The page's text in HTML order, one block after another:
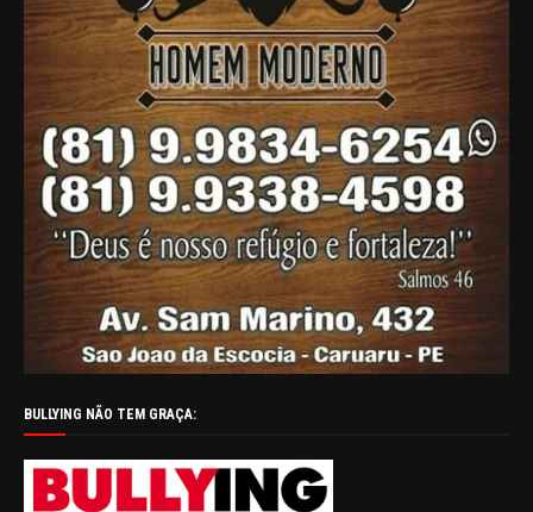
BULLYING NÃO TEM GRAÇA: